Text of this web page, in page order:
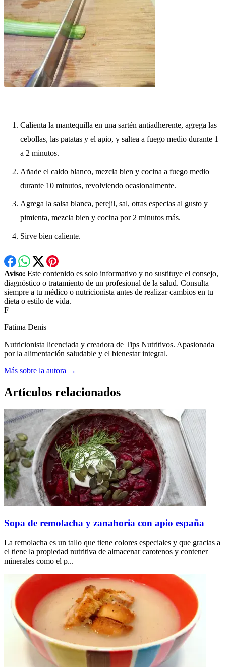
Calienta la mantequilla en una sartén antiadherente, agrega las
cebollas, las patatas y el apio, y saltea a fuego medio durante 1
a 2 minutos.
Añade el caldo blanco, mezcla bien y cocina a fuego medio
durante 10 minutos, revolviendo ocasionalmente.
Agrega la salsa blanca, perejil, sal, otras especias al gusto y
pimienta, mezcla bien y cocina por 2 minutos más.
Sirve bien caliente.
Aviso: Este contenido es solo informativo y no sustituye el consejo,
diagnóstico o tratamiento de un profesional de la salud. Consulta
siempre a tu médico o nutricionista antes de realizar cambios en tu
dieta o estilo de vida.
F
Fatima Denis
Nutricionista licenciada y creadora de Tips Nutritivos. Apasionada
por la alimentación saludable y el bienestar integral.
Más sobre la autora →
Artículos relacionados
Sopa de remolacha y zanahoria con apio españa
La remolacha es un tallo que tiene colores especiales y que gracias a
el tiene la propiedad nutritiva de almacenar carotenos y contener
minerales como el p...